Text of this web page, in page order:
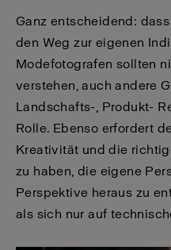
Ganz entscheidend:
den Weg zur eigenen
Modefotografen sollten
verstehen, auch andere
Landschafts-, Produkt-
Rolle. Ebenso erfordert
Kreativität und die
zu haben, die eigene
Perspektive heraus zu
als sich nur auf